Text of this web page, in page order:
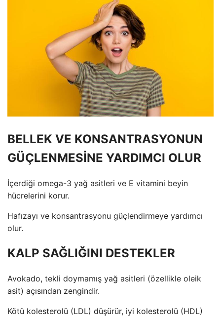
BELLEK VE KONSANTRASYONUN
GÜÇLENMESİNE YARDIMCI OLUR
İçerdiği omega-3 yağ asitleri ve E vitamini beyin
hücrelerini korur.
Hafızayı ve konsantrasyonu güçlendirmeye yardımcı
olur.
KALP SAĞLIĞINI DESTEKLER
Avokado, tekli doymamış yağ asitleri (özellikle oleik
asit) açısından zengindir.
Kötü kolesterolü (LDL) düşürür, iyi kolesterolü (HDL)